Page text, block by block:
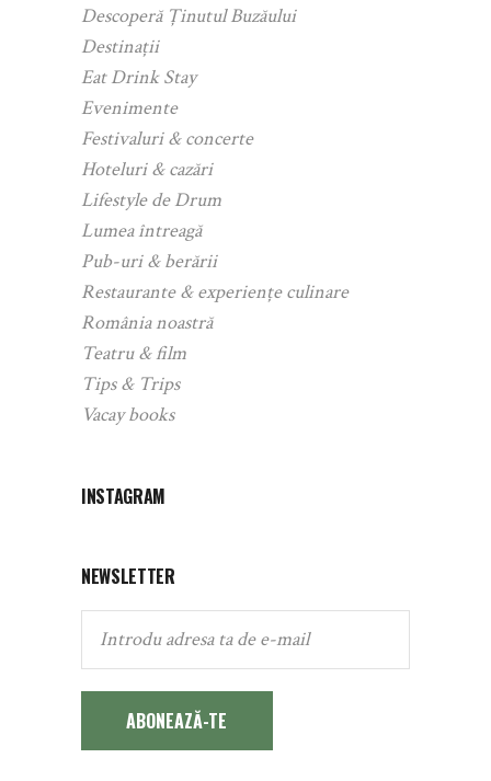
Descoperă Ținutul Buzăului
Destinații
Eat Drink Stay
Evenimente
Festivaluri & concerte
Hoteluri & cazări
Lifestyle de Drum
Lumea întreagă
Pub-uri & berării
Restaurante & experiențe culinare
România noastră
Teatru & film
Tips & Trips
Vacay books
INSTAGRAM
NEWSLETTER
ABONEAZĂ-TE